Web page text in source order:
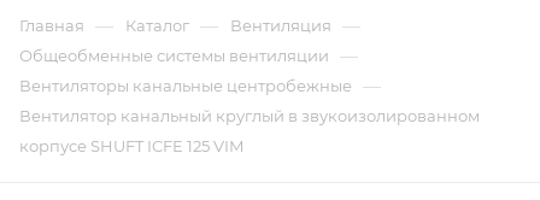
Главная — Каталог — Вентиляция —
Общеобменные системы вентиляции —
Вентиляторы канальные центробежные —
Вентилятор канальный круглый в звукоизолированном
корпусе SHUFT ICFE 125 VIM